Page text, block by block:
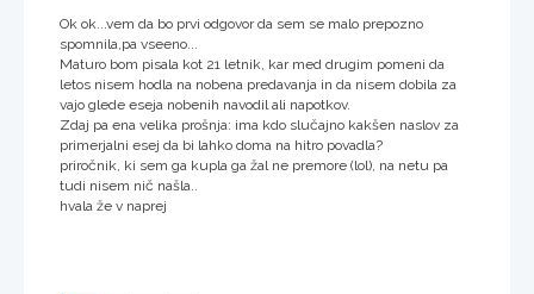
Ok ok...vem da bo prvi odgovor da sem se malo prepozno
spomnila,pa vseeno...
Maturo bom pisala kot 21 letnik, kar med drugim pomeni da
letos nisem hodla na nobena predavanja in da nisem dobila za
vajo glede eseja nobenih navodil ali napotkov.
Zdaj pa ena velika prošnja: ima kdo slučajno kakšen naslov za
primerjalni esej da bi lahko doma na hitro povadla?
priročnik, ki sem ga kupla ga žal ne premore (lol), na netu pa
tudi nisem nič našla..
hvala že v naprej